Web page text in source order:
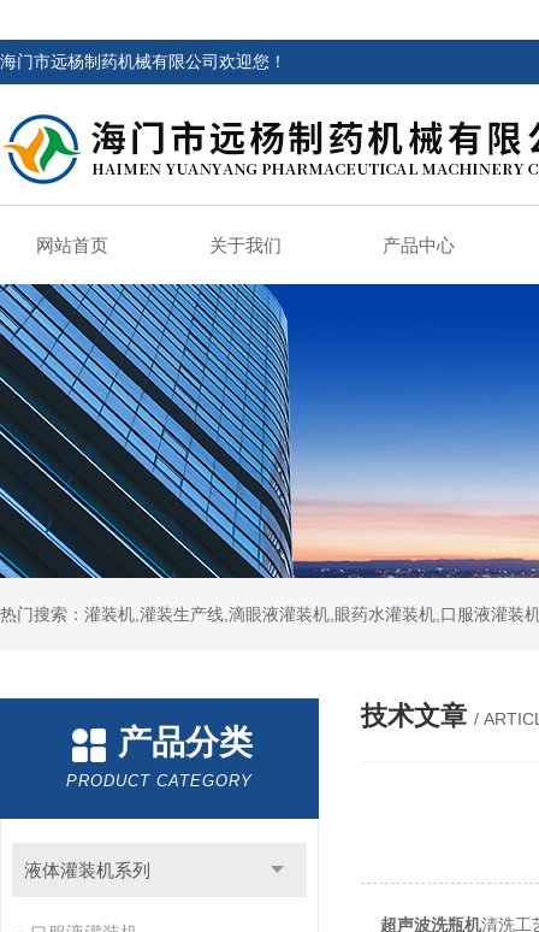
海门市远杨制药机械有限公司欢迎您！
网站首页 关于我们 产品中心
热门搜索：灌装机,灌装生产线,滴眼液灌装机,眼药水灌装机,口服液灌装
产品分类
PRODUCT CATEGORY
液体灌装机系列
技术文章 /
超声波洗瓶机清洗工